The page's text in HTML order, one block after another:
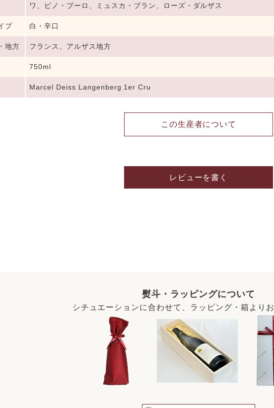
ワ、ピノ・ブーロ、ミュスカ・ブラン、ローズ・ダルザス
プ 白・辛口
地方 フランス、アルザス地方
750ml
Marcel Deiss Langenberg 1er Cru
この生産者について
レビューを書く
熨斗・ラッピングについて
シチュエーションに合わせて、ラッピング・箱より